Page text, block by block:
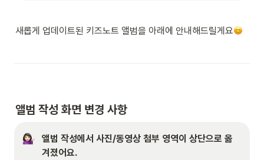
새롭게 업데이트된 키즈노트 앨범을 아래에 안내해드릴게요
앨범 작성 화면 변경 사항
앨범 작성에서 사진/동영상 첨부 영역이 상단으로 옮
겨졌어요.